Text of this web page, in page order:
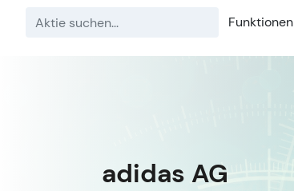
Funktionen
adidas AG